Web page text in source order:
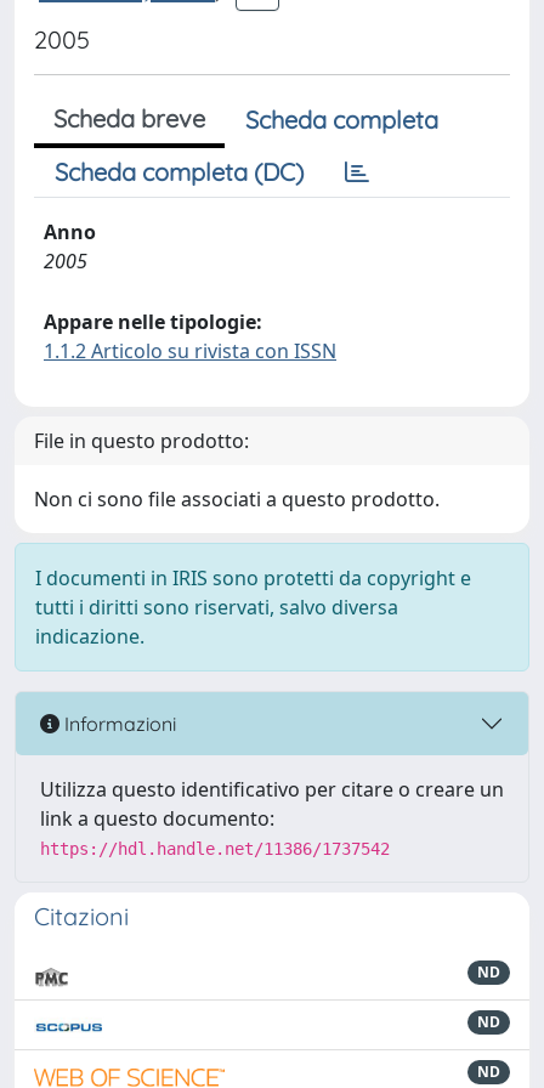
2005
Scheda breve
Scheda completa
Scheda completa (DC)
Anno
2005
Appare nelle tipologie:
1.1.2 Articolo su rivista con ISSN
File in questo prodotto:
Non ci sono file associati a questo prodotto.
I documenti in IRIS sono protetti da copyright e
tutti i diritti sono riservati, salvo diversa
indicazione.
Informazioni
Utilizza questo identificativo per citare o creare un
link a questo documento:
https://hdl.handle.net/11386/1737542
Citazioni
ND
ND
ND